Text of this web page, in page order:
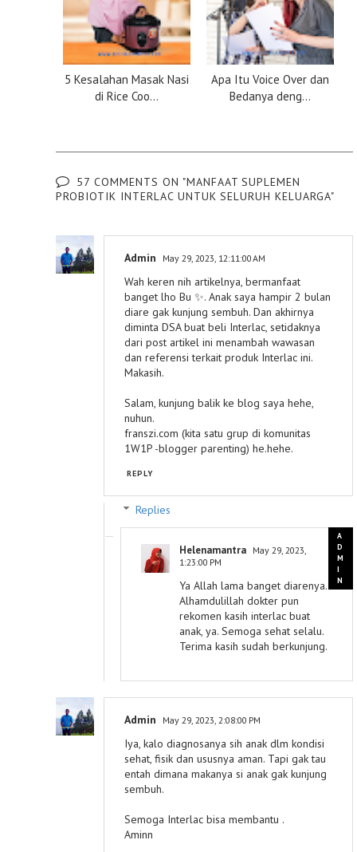
5 Kesalahan Masak Nasi
di Rice Coo...
Apa Itu Voice Over dan
Bedanya deng...
57 COMMENTS ON "MANFAAT SUPLEMEN
PROBIOTIK INTERLAC UNTUK SELURUH KELUARGA"
Admin May 29, 2023, 12:11:00 AM
Wah keren nih artikelnya, bermanfaat
banget lho Bu ✨. Anak saya hampir 2 bulan
diare gak kunjung sembuh. Dan akhirnya
diminta DSA buat beli Interlac, setidaknya
dari post artikel ini menambah wawasan
dan referensi terkait produk Interlac ini.
Makasih.
Salam, kunjung balik ke blog saya hehe,
nuhun.
franszi.com (kita satu grup di komunitas
1W1P -blogger parenting) he.hehe.
REPLY
Replies
Helenamantra May 29, 2023,
1:23:00 PM
Ya Allah lama banget diarenya.
Alhamdulillah dokter pun
rekomen kasih interlac buat
anak, ya. Semoga sehat selalu.
Terima kasih sudah berkunjung.
Admin May 29, 2023, 2:08:00 PM
Iya, kalo diagnosanya sih anak dlm kondisi
sehat, fisik dan ususnya aman. Tapi gak tau
entah dimana makanya si anak gak kunjung
sembuh.
Semoga Interlac bisa membantu .
Aminn